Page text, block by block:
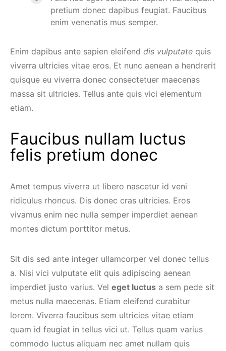
pretium donec dapibus feugiat. Faucibus
enim venenatis mus semper.
Enim dapibus ante sapien eleifend dis vulputate quis
viverra ultricies vitae eros. Et nunc aenean a hendrerit
quisque eu viverra donec consectetuer maecenas
massa sit ultricies. Tellus ante quis vici elementum
etiam.
Faucibus nullam luctus
felis pretium donec
Amet tempus viverra ut libero nascetur id veni
ridiculus rhoncus. Dis donec cras ultricies. Eros
vivamus enim nec nulla semper imperdiet aenean
montes dictum porttitor metus.
Sit dis sed ante integer ullamcorper vel donec tellus
a. Nisi vici vulputate elit quis adipiscing aenean
imperdiet justo varius. Vel eget luctus a sem pede sit
metus nulla maecenas. Etiam eleifend curabitur
lorem. Viverra faucibus sem ultricies vitae etiam
quam id feugiat in tellus vici ut. Tellus quam varius
commodo luctus aliquam nec amet nullam quis